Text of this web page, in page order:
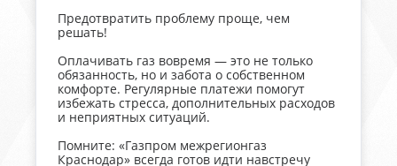
Предотвратить проблему проще, чем
решать!
Оплачивать газ вовремя — это не только
обязанность, но и забота о собственном
комфорте. Регулярные платежи помогут
избежать стресса, дополнительных расходов
и неприятных ситуаций.
Помните: «Газпром межрегионгаз
Краснодар» всегда готов идти навстречу